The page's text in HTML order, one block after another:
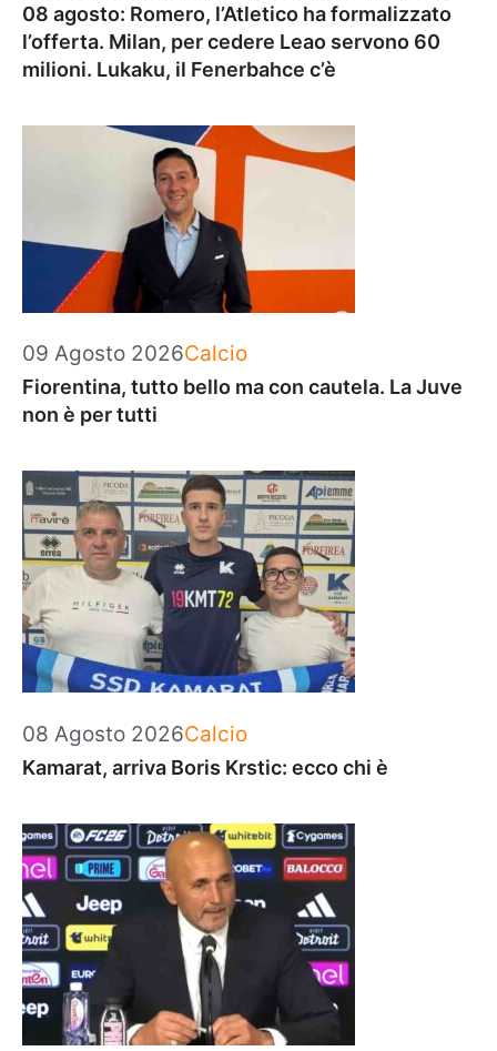
08 agosto: Romero, l’Atletico ha formalizzato
l’offerta. Milan, per cedere Leao servono 60
milioni. Lukaku, il Fenerbahce c’è
09 Agosto 2026Categorie
Calcio
Fiorentina, tutto bello ma con cautela. La Juve
non è per tutti
08 Agosto 2026Categorie
Calcio
Kamarat, arriva Boris Krstic: ecco chi è